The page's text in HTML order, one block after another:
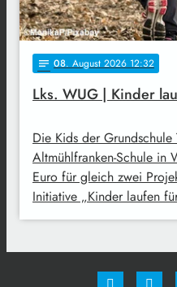
notes 08. August 2026 12:32
Lks. WUG | Kinder
Die Kids der
Altmühlfranken-Schule
Euro für gleich zwei
Initiative „Kinder laufen